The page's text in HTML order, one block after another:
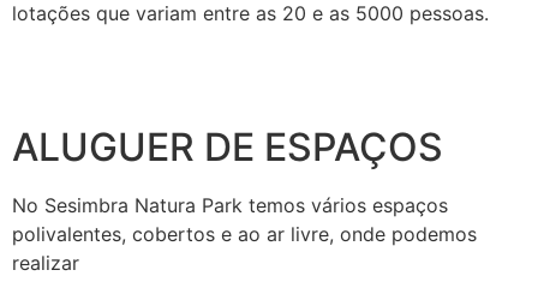
lotações que variam entre as 20 e as 5000 pessoas.
ALUGUER DE ESPAÇOS
No Sesimbra Natura Park temos vários espaços
polivalentes, cobertos e ao ar livre, onde podemos
realizar